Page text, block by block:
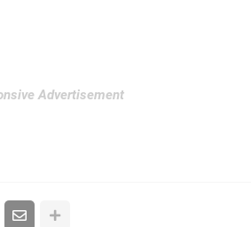
Advertisement